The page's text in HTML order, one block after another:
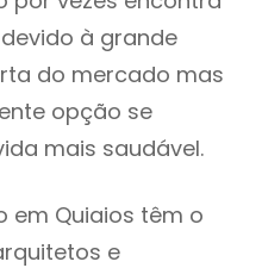
à grande
do mercado mas
opção se
mais saudável.
em Quiaios têm o
e